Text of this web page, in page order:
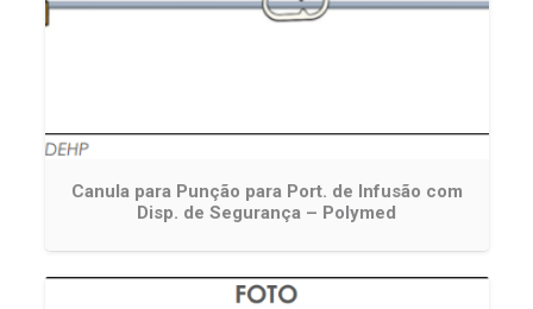
Canula para Punção para Port. de Infusão com
Disp. de Segurança – Polymed